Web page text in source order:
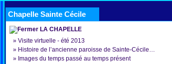
Chapelle Sainte Cécile
LA CHAPELLE
» Visite virtuelle - été 2013
» Histoire de l’ancienne paroisse de Sainte-Cécile…
» Images du temps passé au temps présent